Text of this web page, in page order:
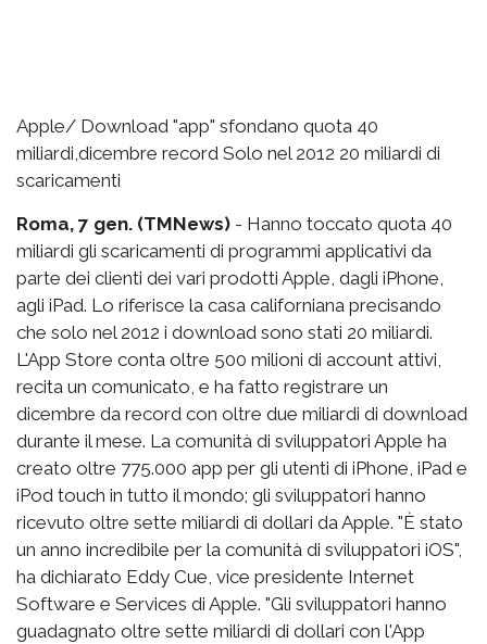
Apple/ Download "app" sfondano quota 40
miliardi,dicembre record Solo nel 2012 20 miliardi di
scaricamenti
Roma, 7 gen. (TMNews) - Hanno toccato quota 40
miliardi gli scaricamenti di programmi applicativi da
parte dei clienti dei vari prodotti Apple, dagli iPhone,
agli iPad. Lo riferisce la casa californiana precisando
che solo nel 2012 i download sono stati 20 miliardi.
L'App Store conta oltre 500 milioni di account attivi,
recita un comunicato, e ha fatto registrare un
dicembre da record con oltre due miliardi di download
durante il mese. La comunità di sviluppatori Apple ha
creato oltre 775.000 app per gli utenti di iPhone, iPad e
iPod touch in tutto il mondo; gli sviluppatori hanno
ricevuto oltre sette miliardi di dollari da Apple. "È stato
un anno incredibile per la comunità di sviluppatori iOS",
ha dichiarato Eddy Cue, vice presidente Internet
Software e Services di Apple. "Gli sviluppatori hanno
guadagnato oltre sette miliardi di dollari con l'App